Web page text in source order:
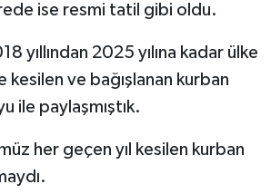
ise resmi tatil gibi oldu.
yıllından 2025 yılına kadar ülke
kesilen ve bağışlanan kurban
ile paylaşmıştık.
her geçen yıl kesilen kurban